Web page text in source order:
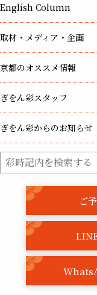
English Column
取材・メディア・企画
京都のオススメ情報
ぎをん彩スタッフ
ぎをん彩からのお知らせ
ご